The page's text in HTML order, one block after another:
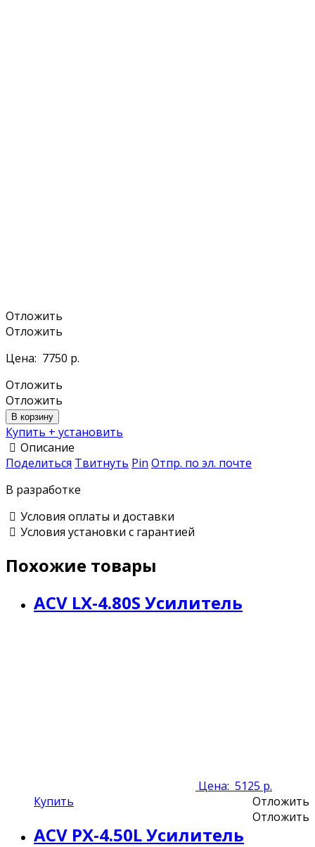
Отложить
Отложить
Цена: 7750 р.
Отложить
Отложить
В корзину
Купить + установить
Описание
Поделиться Твитнуть Pin Отпр. по эл. почте
В разработке
Условия оплаты и доставки
Условия установки с гарантией
Похожие товары
ACV LX-4.80S Усилитель
Цена: 5125 р.
Купить
Отложить
Отложить
ACV PX-4.50L Усилитель